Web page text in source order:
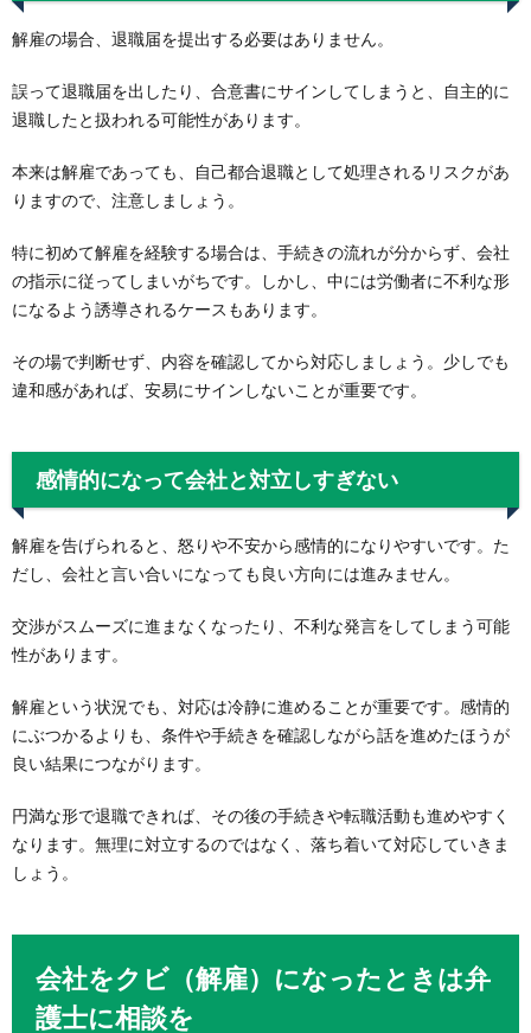
解雇の場合、退職届を提出する必要はありません。
誤って退職届を出したり、合意書にサインしてしまうと、自主的に
退職したと扱われる可能性があります。
本来は解雇であっても、自己都合退職として処理されるリスクがあ
りますので、注意しましょう。
特に初めて解雇を経験する場合は、手続きの流れが分からず、会社
の指示に従ってしまいがちです。しかし、中には労働者に不利な形
になるよう誘導されるケースもあります。
その場で判断せず、内容を確認してから対応しましょう。少しでも
違和感があれば、安易にサインしないことが重要です。
感情的になって会社と対立しすぎない
解雇を告げられると、怒りや不安から感情的になりやすいです。た
だし、会社と言い合いになっても良い方向には進みません。
交渉がスムーズに進まなくなったり、不利な発言をしてしまう可能
性があります。
解雇という状況でも、対応は冷静に進めることが重要です。感情的
にぶつかるよりも、条件や手続きを確認しながら話を進めたほうが
良い結果につながります。
円満な形で退職できれば、その後の手続きや転職活動も進めやすく
なります。無理に対立するのではなく、落ち着いて対応していきま
しょう。
会社をクビ（解雇）になったときは弁
護士に相談を